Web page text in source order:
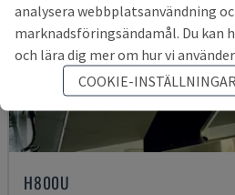
H800U
analysera webbplatsanvändning
marknadsföringsändamål. Du kan
och lära dig mer om hur vi
COOKIE-INSTÄLLNINGAR